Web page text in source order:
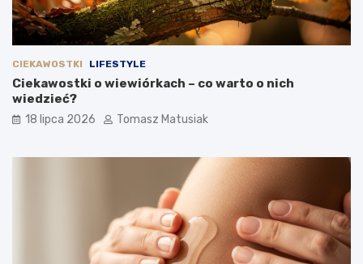
CIEKAWOSTKI LIFESTYLE
Ciekawostki o wiewiórkach – co warto o nich
wiedzieć?
18 lipca 2026 Tomasz Matusiak